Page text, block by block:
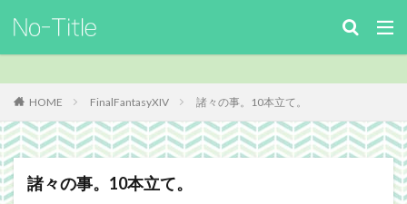
HOME FinalFantasyXIV 諸々の事。10本立て。
諸々の事。10本立て。
カテゴリー
ArcheAge